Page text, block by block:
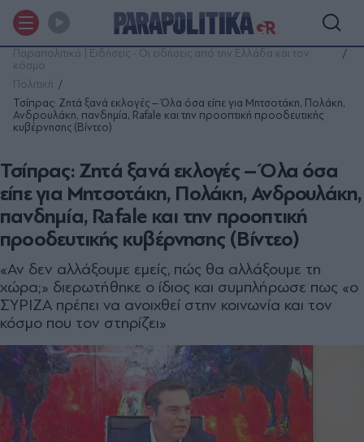
Παραπολιτικά | Ειδήσεις - Οι ειδήσεις από την Ελλάδα και τον
κόσμο
Πολιτική
Τσίπρας: Ζητά ξανά εκλογές – Όλα όσα είπε για Μητσοτάκη, Πολάκη,
Ανδρουλάκη, πανδημία, Rafale και την προοπτική προοδευτικής
κυβέρνησης (Βίντεο)
Τσίπρας: Ζητά ξανά εκλογές – Όλα όσα
είπε για Μητσοτάκη, Πολάκη, Ανδρουλάκη,
πανδημία, Rafale και την προοπτική
προοδευτικής κυβέρνησης (Βίντεο)
«Αν δεν αλλάξουμε εμείς, πώς θα αλλάξουμε τη
χώρα;» διερωτήθηκε ο ίδιος και συμπλήρωσε πως «ο
ΣΥΡΙΖΑ πρέπει να ανοιχθεί στην κοινωνία και τον
κόσμο που τον στηρίζει»